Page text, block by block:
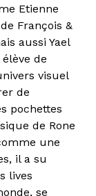
Etienne
François &
aussi Yael
de
visuel
de
pochettes
de Rone
une
il a su
lives
se